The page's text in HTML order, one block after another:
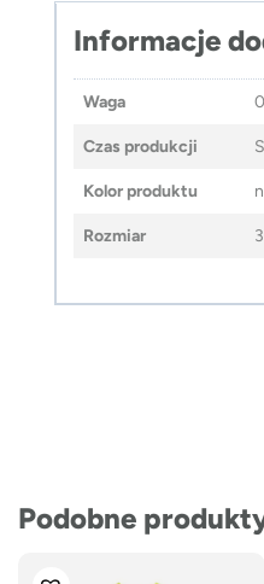
Informacje
Waga
Czas produkcji
Kolor produktu
Rozmiar
Podobne